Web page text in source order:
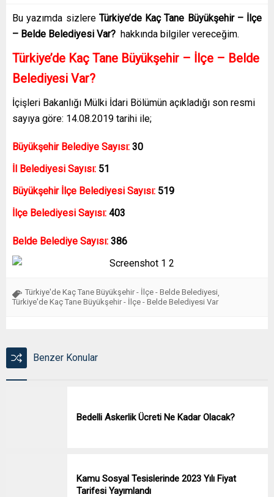
Bu yazımda sizlere Türkiye’de Kaç Tane Büyükşehir – İlçe
– Belde Belediyesi Var? hakkında bilgiler vereceğim.
Türkiye’de Kaç Tane Büyükşehir – İlçe – Belde
Belediyesi Var?
İçişleri Bakanlığı Mülki İdari Bölümün açıkladığı son resmi
sayıya göre: 14.08.2019 tarihi ile;
Büyükşehir Belediye Sayısı: 30
İl Belediyesi Sayısı: 51
Büyükşehir İlçe Belediyesi Sayısı: 519
İlçe Belediyesi Sayısı: 403
Belde Belediye Sayısı: 386
Türkiye'de Kaç Tane Büyükşehir - İlçe - Belde Belediyesi
Türkiye'de Kaç Tane Büyükşehir - İlçe - Belde Belediyesi Var
Benzer Konular
Bedelli Askerlik Ücreti Ne Kadar Olacak?
Kamu Sosyal Tesislerinde 2023 Yılı Fiyat
Tarifesi Yayımlandı